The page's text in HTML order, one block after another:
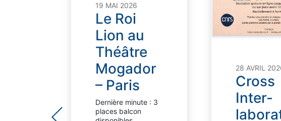
19 MAI 2026
Le Roi
Lion au
Théâtre
Mogador
– Paris
Dernière minute : 3
places balcon
28 AVRIL
Cross
Inter-